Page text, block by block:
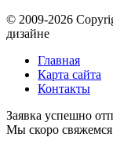
© 2009-2026
дизайне
Главная
Карта сайта
Контакты
Заявка успешно
Мы скоро